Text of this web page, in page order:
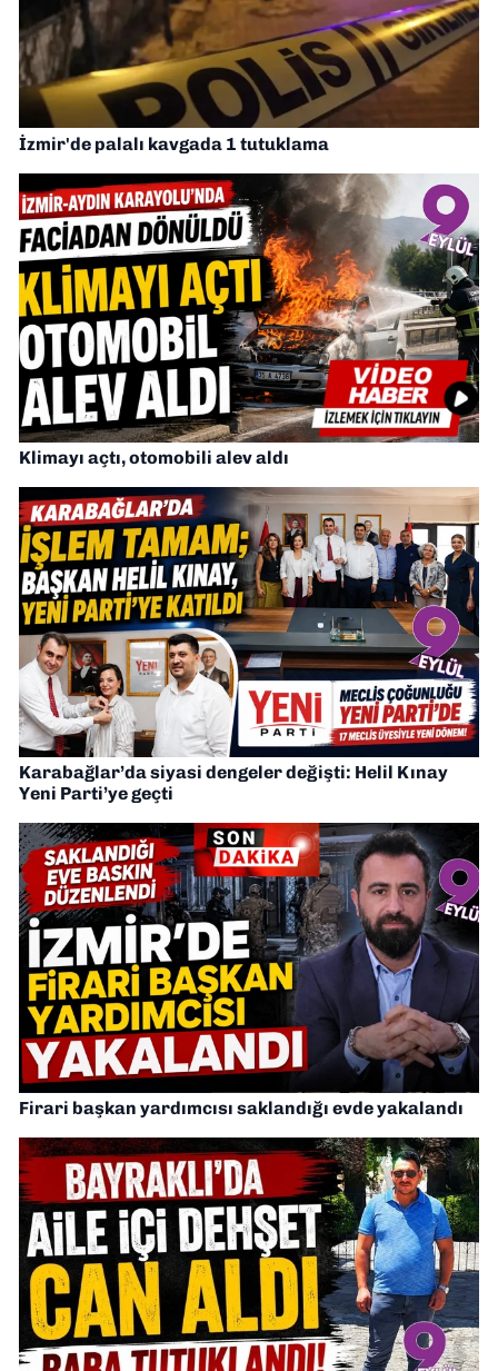
İzmir'de palalı kavgada 1 tutuklama
Klimayı açtı, otomobili alev aldı
Karabağlar’da siyasi dengeler değişti: Helil Kınay
Yeni Parti’ye geçti
Firari başkan yardımcısı saklandığı evde yakalandı